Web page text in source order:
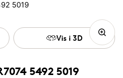
5019
5492 5019
Vis i 3D